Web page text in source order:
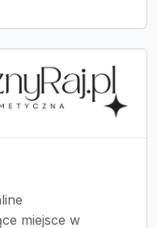
miejsce w